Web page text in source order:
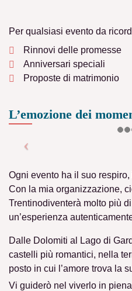
Per qualsiasi evento da
Rinnovi delle promesse
Anniversari speciali
Proposte di matrimonio
L’emozione dei
Ogni evento ha il suo
Con la mia organizzazione,
Trentinodiventerà molto più
un’esperienza
Dalle Dolomiti al Lago di
castelli più romantici, nella
posto in cui l’amore trova la
Vi guiderò nel viverlo in